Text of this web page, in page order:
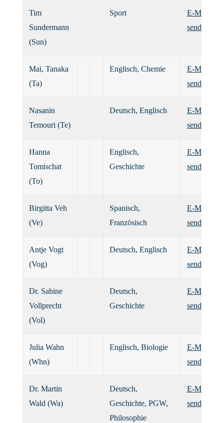
Tim
Sundermann
(Sun)
Sport
E-Mail
senden
Mai, Tanaka
(Ta)
Englisch, Chemie
E-Mail
senden
Nasanin
Temouri (Te)
Deutsch, Englisch
E-Mail
senden
Hanna
Tomischat
(To)
Englisch,
Geschichte
E-Mail
senden
Birgitta Veh
(Ve)
Spanisch,
Französisch
E-Mail
senden
Antje Vogt
(Vog)
Deutsch, Englisch
E-Mail
senden
Dr. Sabine
Vollprecht
(Vol)
Deutsch,
Geschichte
E-Mail
senden
Julia Wahn
(Whn)
Englisch, Biologie
E-Mail
senden
Dr. Martin
Wald (Wa)
Deutsch,
Geschichte, PGW,
Philosophie
E-Mail
senden